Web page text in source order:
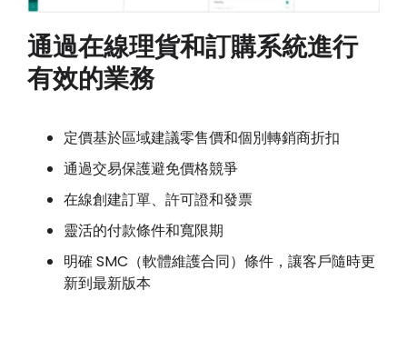
通過在線理貨和訂購系統進行
有效的業務
定價基於區域建議零售價和個別轉銷商折扣
通過交易保護避免價格競爭
在線創建訂單、許可證和發票
靈活的付款條件和寬限期
明確 SMC（軟體維護合同）條件，讓客戶隨時更
新到最新版本